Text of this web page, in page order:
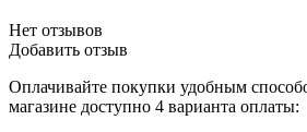
Нет отзывов
Добавить отзыв
Оплачивайте покупки удобным
магазине доступно 4 варианта оплаты: